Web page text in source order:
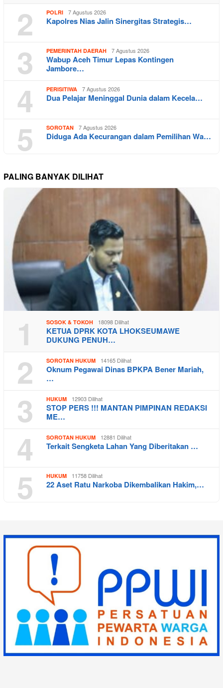
2 POLRI 7 Agustus 2026
Kapolres Nias Jalin Sinergitas Strategis…
3 PEMERINTAH DAERAH 7 Agustus 2026
Wabup Aceh Timur Lepas Kontingen
Jambore…
4 PERISITIWA 7 Agustus 2026
Dua Pelajar Meninggal Dunia dalam Kecela…
5 SOROTAN 7 Agustus 2026
Diduga Ada Kecurangan dalam Pemilihan Wa…
PALING BANYAK DILIHAT
1 SOSOK & TOKOH 18098 Dilihat
KETUA DPRK KOTA LHOKSEUMAWE
DUKUNG PENUH…
2 SOROTAN HUKUM 14165 Dilihat
Oknum Pegawai Dinas BPKPA Bener Mariah,
…
3 HUKUM 12903 Dilihat
STOP PERS !!! MANTAN PIMPINAN REDAKSI
ME…
4 SOROTAN HUKUM 12881 Dilihat
Terkait Sengketa Lahan Yang Diberitakan …
5 HUKUM 11758 Dilihat
22 Aset Ratu Narkoba Dikembalikan Hakim,…